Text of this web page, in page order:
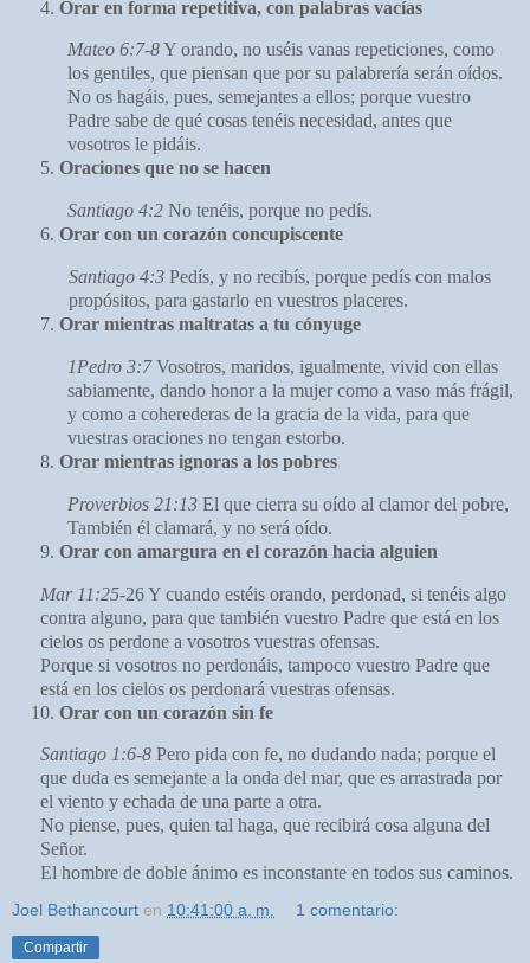
Orar en forma repetitiva, con palabras vacías
Mateo 6:7-8Y orando, no uséis vanas repeticiones, como
los gentiles, que piensan que por su palabrería serán oídos.
No os hagáis, pues, semejantes a ellos; porque vuestro
Padre sabe de qué cosas tenéis necesidad, antes que
vosotros le pidáis.
Oraciones que no se hacen
Santiago 4:2 No tenéis, porque no pedís.
Orar con un corazón concupiscente
Santiago 4:3 Pedís, y no recibís, porque pedís con malos
propósitos, para gastarlo en vuestros placeres.
Orar mientras maltratas a tu cónyuge
1Pedro 3:7 Vosotros, maridos, igualmente, vivid con ellas
sabiamente, dando honor a la mujer como a vaso más frágil,
y como a coherederas de la gracia de la vida, para que
vuestras oraciones no tengan estorbo.
Orar mientras ignoras a los pobres
Proverbios 21:13 El que cierra su oído al clamor del pobre,
También él clamará, y no será oído.
Orar con amargura en el corazón hacia alguien
Mar 11:25-26Y cuando estéis orando, perdonad, si tenéis algo
contra alguno, para que también vuestro Padre que está en los
cielos os perdone a vosotros vuestras ofensas.
Porque si vosotros no perdonáis, tampoco vuestro Padre que
está en los cielos os perdonará vuestras ofensas.
Orar con un corazón sin fe
Santiago 1:6-8 Pero pida con fe, no dudando nada; porque el
que duda es semejante a la onda del mar, que es arrastrada por
el viento y echada de una parte a otra.
No piense, pues, quien tal haga, que recibirá cosa alguna del
Señor.
El hombre de doble ánimo es inconstante en todos sus caminos.
Joel Bethancourt en 10:41:00 a. m. 1 comentario:
Compartir